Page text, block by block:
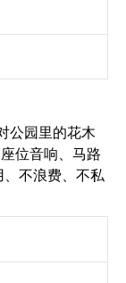
公园里的花木
位音响、马路
不浪费、不私